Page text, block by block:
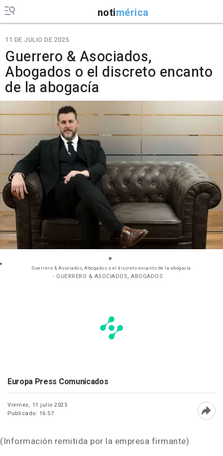
notimérica
11 DE JULIO DE 2025
Guerrero & Asociados,
Abogados o el discreto encanto
de la abogacía
Guerrero & Asociados, Abogados o el discreto encanto de la abogacía
- GUERRERO & ASOCIADOS, ABOGADOS
Europa Press Comunicados
Viernes, 11 julio 2025
Publicado: 16:57
(Información remitida por la empresa firmante)